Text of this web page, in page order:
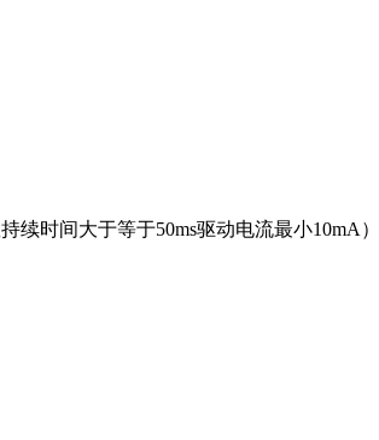
续时间大于等于50ms驱动电流最小10mA ）